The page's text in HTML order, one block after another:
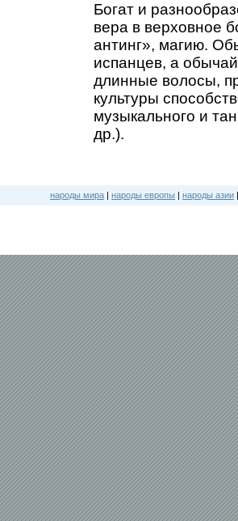
Богат и
вера в верховное
антинг», магию.
испанцев, а
длинные волосы,
культуры
музыкального и
др.).
народы мира | народы европы | народы азии